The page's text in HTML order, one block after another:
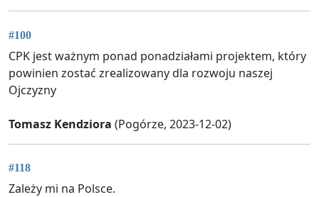
#100
CPK jest ważnym ponad ponadziałami projektem, który
powinien zostać zrealizowany dla rozwoju naszej
Ojczyzny
Tomasz Kendziora (Pogórze, 2023-12-02)
#118
Zależy mi na Polsce.